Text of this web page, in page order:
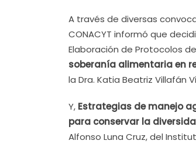
A través de diversas
CONACYT informó que
Elaboración de Protocolos
soberanía alimentaria en
la Dra. Katia Beatriz Villafán
Y, Estrategias de manejo
para conservar la
Alfonso Luna Cruz, del